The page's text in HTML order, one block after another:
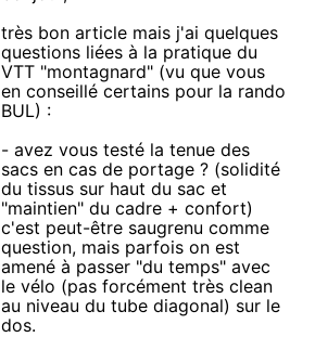
très bon article mais j'ai quelques
questions liées à la pratique du
VTT "montagnard" (vu que vous
en conseillé certains pour la rando
BUL) :
- avez vous testé la tenue des
sacs en cas de portage ? (solidité
du tissus sur haut du sac et
"maintien" du cadre + confort)
c'est peut-être saugrenu comme
question, mais parfois on est
amené à passer "du temps" avec
le vélo (pas forcément très clean
au niveau du tube diagonal) sur le
dos.